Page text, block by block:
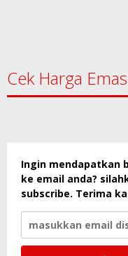
Cek Harga
Ingin mendapatkan
ke email anda?
subscribe. Terima